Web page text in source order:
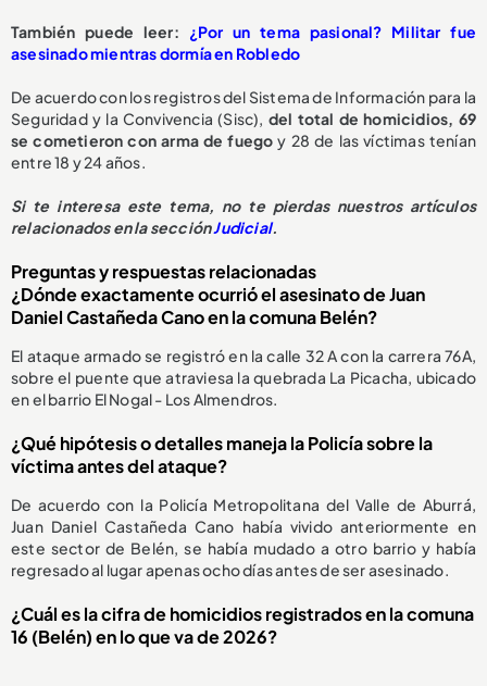
También puede leer: ¿Por un tema pasional? Militar fue
asesinado mientras dormía en Robledo
De acuerdo con los registros del Sistema de Información para la
Seguridad y la Convivencia (Sisc), del total de homicidios, 69
se cometieron con arma de fuego y 28 de las víctimas tenían
entre 18 y 24 años.
Si te interesa este tema, no te pierdas nuestros artículos
relacionados en la secciónJudicial.
Preguntas y respuestas relacionadas
¿Dónde exactamente ocurrió el asesinato de Juan
Daniel Castañeda Cano en la comuna Belén?
El ataque armado se registró en la calle 32 A con la carrera 76A,
sobre el puente que atraviesa la quebrada La Picacha, ubicado
en el barrio El Nogal - Los Almendros.
¿Qué hipótesis o detalles maneja la Policía sobre la
víctima antes del ataque?
De acuerdo con la Policía Metropolitana del Valle de Aburrá,
Juan Daniel Castañeda Cano había vivido anteriormente en
este sector de Belén, se había mudado a otro barrio y había
regresado al lugar apenas ocho días antes de ser asesinado.
¿Cuál es la cifra de homicidios registrados en la comuna
16 (Belén) en lo que va de 2026?